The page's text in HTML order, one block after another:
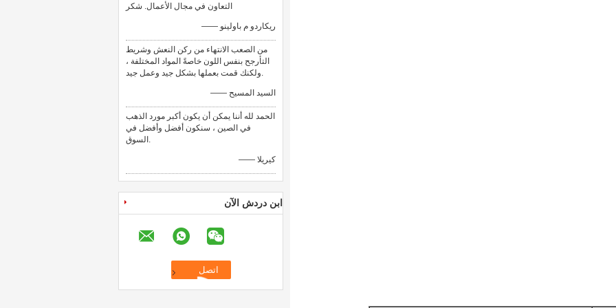
التعاون في مجال الأعمال. شكر
—— ريكاردو م باولينو
من الصعب الانتهاء من ركن النعش وشريط
التأرجح بنفس اللون خاصةً المواد المختلفة ،
ولكنك قمت بعملها بشكل جيد وعمل جيد.
—— السيد المسيح
الحمد لله أننا يمكن أن يكون أكبر مورد الذهب
في الصين ، سنكون أفضل وأفضل في
السوق.
—— كيريلا
ابن دردش الآن